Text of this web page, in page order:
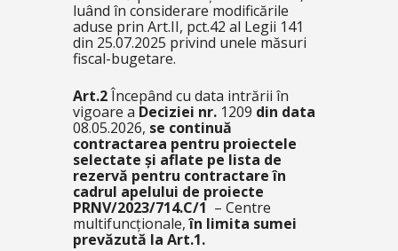
luând în considerare modificările
aduse prin Art.II, pct.42 al Legii 141
din 25.07.2025 privind unele măsuri
fiscal-bugetare.
Art.2Începând cu data intrării în
vigoare a Deciziei nr. 1209 din data
08.05.2026, se continuă
contractarea pentru proiectele
selectate și aflate pe lista de
rezervă pentru contractare în
cadrul apelului de proiecte
PRNV/2023/714.C/1 – Centre
multifuncționale,în limita sumei
prevăzută la Art.1.